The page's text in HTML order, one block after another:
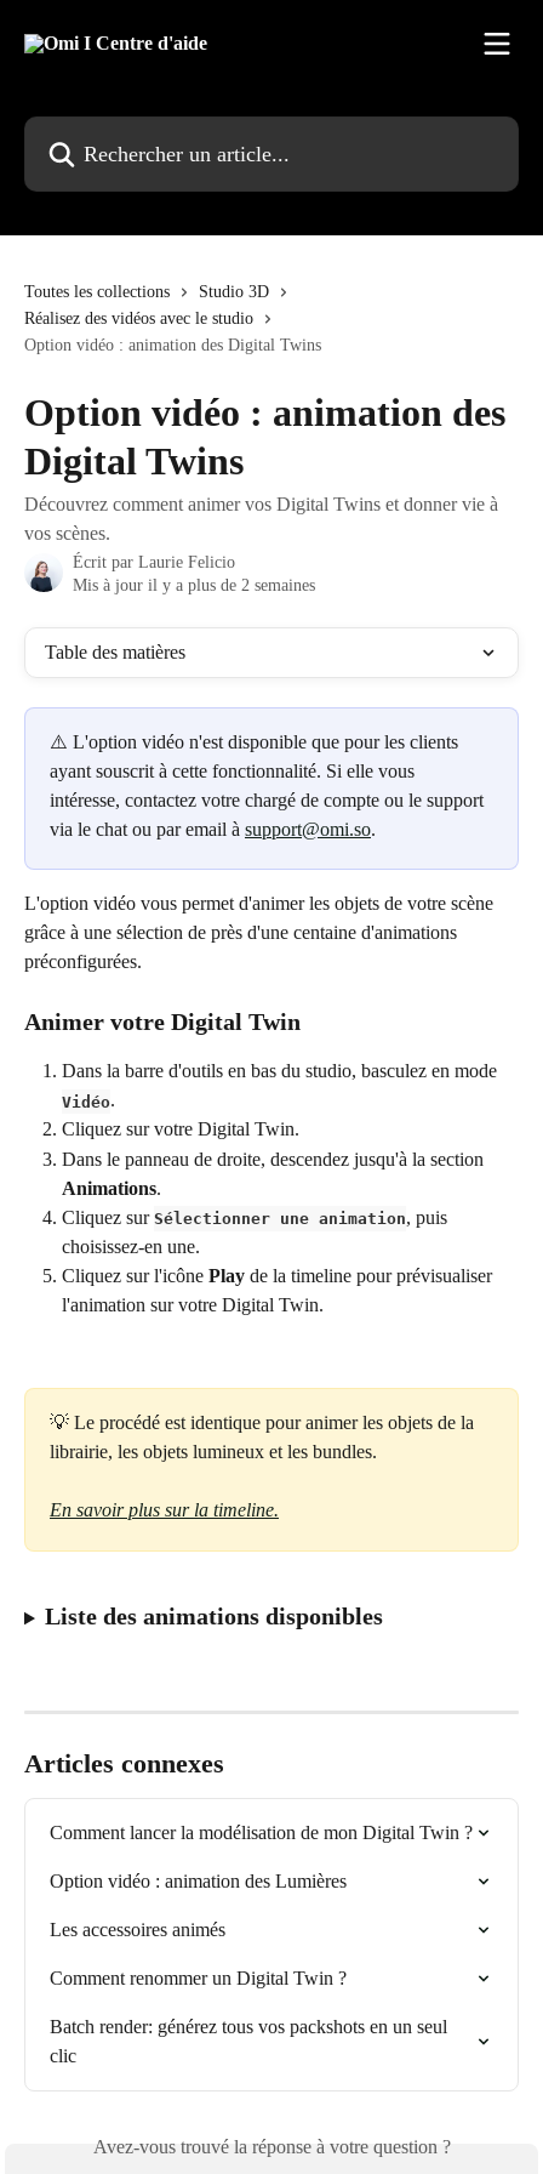
Rechercher un article...
Toutes les collections
Studio 3D
Réalisez des vidéos avec le studio
Option vidéo : animation des Digital Twins
Option vidéo : animation des
Digital Twins
Découvrez comment animer vos Digital Twins et donner vie à
vos scènes.
Écrit par Laurie Felicio
Mis à jour il y a plus de 2 semaines
Table des matières
⚠️ L'option vidéo n'est disponible que pour les clients
ayant souscrit à cette fonctionnalité. Si elle vous
intéresse, contactez votre chargé de compte ou le support
via le chat ou par email à support@omi.so.
L'option vidéo vous permet d'animer les objets de votre scène
grâce à une sélection de près d'une centaine d'animations
préconfigurées.
Animer votre Digital Twin
Dans la barre d'outils en bas du studio, basculez en mode
Vidéo.
Cliquez sur votre Digital Twin.
Dans le panneau de droite, descendez jusqu'à la section
Animations.
Cliquez sur Sélectionner une animation, puis
choisissez-en une.
Cliquez sur l'icône Play de la timeline pour prévisualiser
l'animation sur votre Digital Twin.
💡 Le procédé est identique pour animer les objets de la
librairie, les objets lumineux et les bundles.
En savoir plus sur la timeline.
Liste des animations disponibles
Articles connexes
Comment lancer la modélisation de mon Digital Twin ?
Option vidéo : animation des Lumières
Les accessoires animés
Comment renommer un Digital Twin ?
Batch render: générez tous vos packshots en un seul
clic
Avez-vous trouvé la réponse à votre question ?